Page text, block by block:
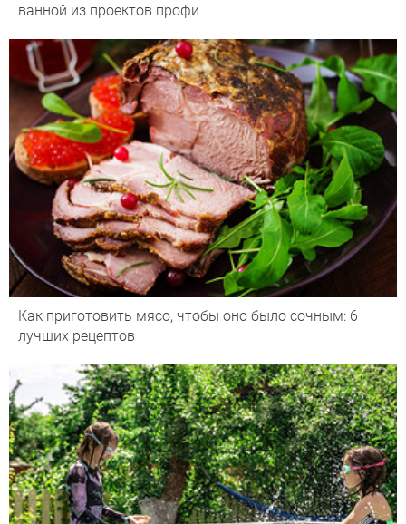
ванной из проектов профи
Как приготовить мясо, чтобы оно было сочным: 6
лучших рецептов